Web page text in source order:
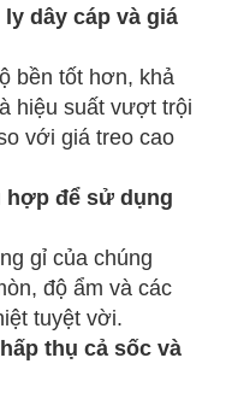
dây cáp và giá
bền tốt hơn, khả
hiệu suất vượt trội
với giá treo cao
hợp để sử dụng
gỉ của chúng
độ ẩm và các
tuyệt vời.
thụ cả sốc và